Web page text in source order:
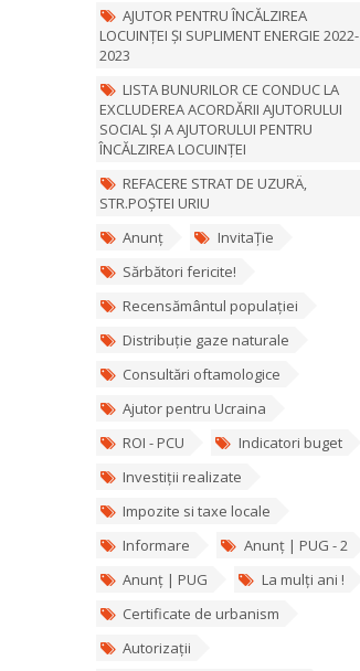
AJUTOR PENTRU ÎNCĂLZIREA
LOCUINȚEI ȘI SUPLIMENT ENERGIE 2022-
2023
LISTA BUNURILOR CE CONDUC LA
EXCLUDEREA ACORDĂRII AJUTORULUI
SOCIAL ȘI A AJUTORULUI PENTRU
ÎNCĂLZIREA LOCUINȚEI
REFACERE STRAT DE UZURÄ‚
STR.POȘTEI URIU
Anunț
InvitaȚie
Sărbători fericite!
Recensământul populației
Distribuție gaze naturale
Consultări oftamologice
Ajutor pentru Ucraina
ROI - PCU
Indicatori buget
Investiții realizate
Impozite si taxe locale
Informare
Anunț | PUG - 2
Anunț | PUG
La mulți ani !
Certificate de urbanism
Autorizații